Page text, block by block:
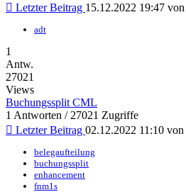
Letzter Beitrag 15.12.2022 19:47 von
adt
1
Antw.
27021
Views
Buchungssplit CML
1 Antworten / 27021 Zugriffe
Letzter Beitrag 02.12.2022 11:10 von
belegaufteilung
buchungssplit
enhancement
fnm1s